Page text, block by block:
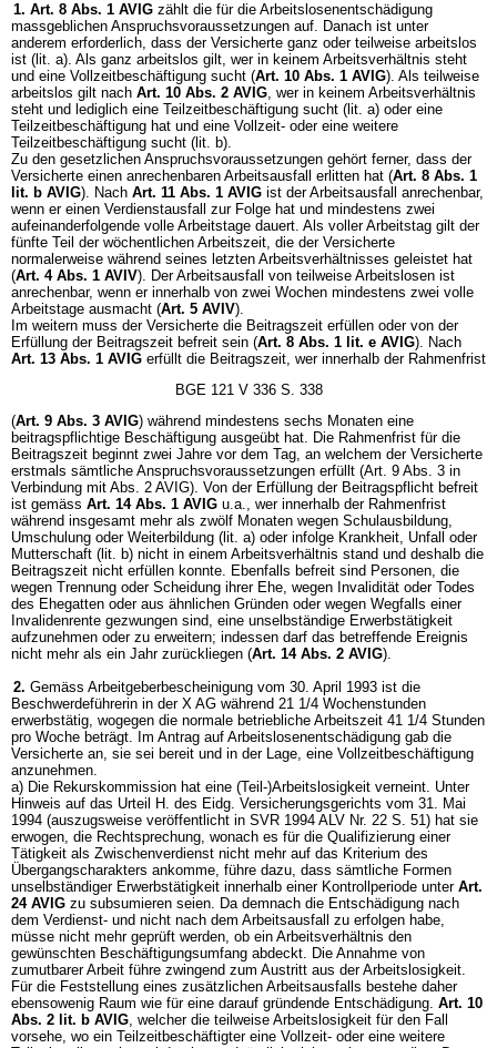
1. Art. 8 Abs. 1 AVIG zählt die für die Arbeitslosenentschädigung
massgeblichen Anspruchsvoraussetzungen auf. Danach ist unter
anderem erforderlich, dass der Versicherte ganz oder teilweise arbeitslos
ist (lit. a). Als ganz arbeitslos gilt, wer in keinem Arbeitsverhältnis steht
und eine Vollzeitbeschäftigung sucht (Art. 10 Abs. 1 AVIG). Als teilweise
arbeitslos gilt nach Art. 10 Abs. 2 AVIG, wer in keinem Arbeitsverhältnis
steht und lediglich eine Teilzeitbeschäftigung sucht (lit. a) oder eine
Teilzeitbeschäftigung hat und eine Vollzeit- oder eine weitere
Teilzeitbeschäftigung sucht (lit. b).
Zu den gesetzlichen Anspruchsvoraussetzungen gehört ferner, dass der
Versicherte einen anrechenbaren Arbeitsausfall erlitten hat (Art. 8 Abs. 1
lit. b AVIG). Nach Art. 11 Abs. 1 AVIG ist der Arbeitsausfall anrechenbar,
wenn er einen Verdienstausfall zur Folge hat und mindestens zwei
aufeinanderfolgende volle Arbeitstage dauert. Als voller Arbeitstag gilt der
fünfte Teil der wöchentlichen Arbeitszeit, die der Versicherte
normalerweise während seines letzten Arbeitsverhältnisses geleistet hat
(Art. 4 Abs. 1 AVIV). Der Arbeitsausfall von teilweise Arbeitslosen ist
anrechenbar, wenn er innerhalb von zwei Wochen mindestens zwei volle
Arbeitstage ausmacht (Art. 5 AVIV).
Im weitern muss der Versicherte die Beitragszeit erfüllen oder von der
Erfüllung der Beitragszeit befreit sein (Art. 8 Abs. 1 lit. e AVIG). Nach
Art. 13 Abs. 1 AVIG erfüllt die Beitragszeit, wer innerhalb der Rahmenfrist
BGE 121 V 336 S. 338
(Art. 9 Abs. 3 AVIG) während mindestens sechs Monaten eine
beitragspflichtige Beschäftigung ausgeübt hat. Die Rahmenfrist für die
Beitragszeit beginnt zwei Jahre vor dem Tag, an welchem der Versicherte
erstmals sämtliche Anspruchsvoraussetzungen erfüllt (Art. 9 Abs. 3 in
Verbindung mit Abs. 2 AVIG). Von der Erfüllung der Beitragspflicht befreit
ist gemäss Art. 14 Abs. 1 AVIG u.a., wer innerhalb der Rahmenfrist
während insgesamt mehr als zwölf Monaten wegen Schulausbildung,
Umschulung oder Weiterbildung (lit. a) oder infolge Krankheit, Unfall oder
Mutterschaft (lit. b) nicht in einem Arbeitsverhältnis stand und deshalb die
Beitragszeit nicht erfüllen konnte. Ebenfalls befreit sind Personen, die
wegen Trennung oder Scheidung ihrer Ehe, wegen Invalidität oder Todes
des Ehegatten oder aus ähnlichen Gründen oder wegen Wegfalls einer
Invalidenrente gezwungen sind, eine unselbständige Erwerbstätigkeit
aufzunehmen oder zu erweitern; indessen darf das betreffende Ereignis
nicht mehr als ein Jahr zurückliegen (Art. 14 Abs. 2 AVIG).
2. Gemäss Arbeitgeberbescheinigung vom 30. April 1993 ist die
Beschwerdeführerin in der X AG während 21 1/4 Wochenstunden
erwerbstätig, wogegen die normale betriebliche Arbeitszeit 41 1/4 Stunden
pro Woche beträgt. Im Antrag auf Arbeitslosenentschädigung gab die
Versicherte an, sie sei bereit und in der Lage, eine Vollzeitbeschäftigung
anzunehmen.
a) Die Rekurskommission hat eine (Teil-)Arbeitslosigkeit verneint. Unter
Hinweis auf das Urteil H. des Eidg. Versicherungsgerichts vom 31. Mai
1994 (auszugsweise veröffentlicht in SVR 1994 ALV Nr. 22 S. 51) hat sie
erwogen, die Rechtsprechung, wonach es für die Qualifizierung einer
Tätigkeit als Zwischenverdienst nicht mehr auf das Kriterium des
Übergangscharakters ankomme, führe dazu, dass sämtliche Formen
unselbständiger Erwerbstätigkeit innerhalb einer Kontrollperiode unter Art.
24 AVIG zu subsumieren seien. Da demnach die Entschädigung nach
dem Verdienst- und nicht nach dem Arbeitsausfall zu erfolgen habe,
müsse nicht mehr geprüft werden, ob ein Arbeitsverhältnis den
gewünschten Beschäftigungsumfang abdeckt. Die Annahme von
zumutbarer Arbeit führe zwingend zum Austritt aus der Arbeitslosigkeit.
Für die Feststellung eines zusätzlichen Arbeitsausfalls bestehe daher
ebensowenig Raum wie für eine darauf gründende Entschädigung. Art. 10
Abs. 2 lit. b AVIG, welcher die teilweise Arbeitslosigkeit für den Fall
vorsehe, wo ein Teilzeitbeschäftigter eine Vollzeit- oder eine weitere